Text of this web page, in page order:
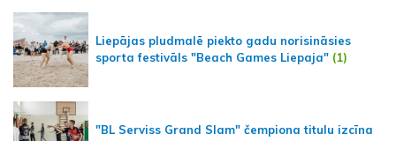
Liepājas pludmalē piekto gadu norisināsies
sporta festivāls "Beach Games Liepaja" (1)
"BL Serviss Grand Slam" čempiona titulu izcīna